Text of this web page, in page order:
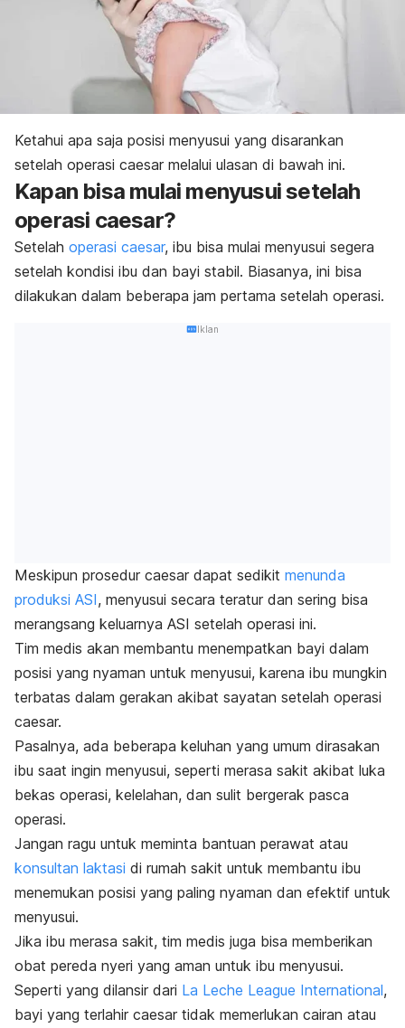
Ketahui apa saja posisi menyusui yang disarankan
setelah operasi caesar melalui ulasan di bawah ini.
Kapan bisa mulai menyusui setelah
operasi caesar?
Setelah operasi caesar, ibu bisa mulai menyusui segera
setelah kondisi ibu dan bayi stabil. Biasanya, ini bisa
dilakukan dalam beberapa jam pertama setelah operasi.
Iklan
Meskipun prosedur caesar dapat sedikit menunda
produksi ASI, menyusui secara teratur dan sering bisa
merangsang keluarnya ASI setelah operasi ini.
Tim medis akan membantu menempatkan bayi dalam
posisi yang nyaman untuk menyusui, karena ibu mungkin
terbatas dalam gerakan akibat sayatan setelah operasi
caesar.
Pasalnya, ada beberapa keluhan yang umum dirasakan
ibu saat ingin menyusui, seperti merasa sakit akibat luka
bekas operasi, kelelahan, dan sulit bergerak pasca
operasi.
Jangan ragu untuk meminta bantuan perawat atau
konsultan laktasi di rumah sakit untuk membantu ibu
menemukan posisi yang paling nyaman dan efektif untuk
menyusui.
Jika ibu merasa sakit, tim medis juga bisa memberikan
obat pereda nyeri yang aman untuk ibu menyusui.
Seperti yang dilansir dari La Leche League International,
bayi yang terlahir caesar tidak memerlukan cairan atau